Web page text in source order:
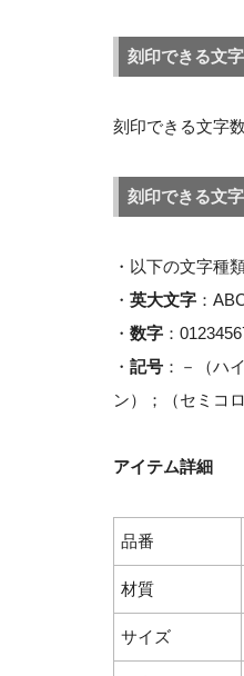
刻印できる文
刻印できる文字
刻印できる文
・以下の文字種
・ 英大文字 ：
・ 数字 ：
・ 記号 ：－（ハ
ン）；（セミコ
アイテム詳細
品番
材質
サイズ